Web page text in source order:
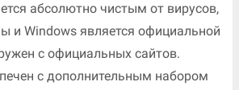
абсолютно чистым от вирусов,
и Windows является официальной
с официальных сайтов.
с дополнительным набором